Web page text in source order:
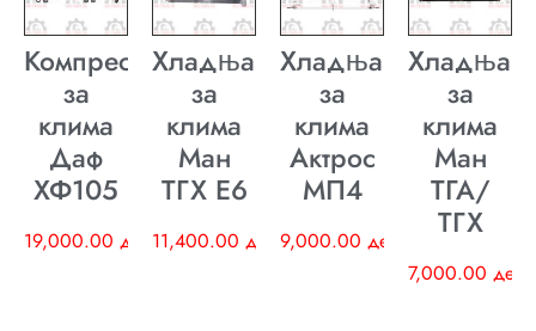
Компресор
за
клима
Даф
ХФ105
19,000.00 ден
Хладњак
за
клима
Ман
ТГХ E6
11,400.00 ден
Хладњак
за
клима
Актрос
МП4
9,000.00 ден
Хладњак
за
клима
Ман
ТГА/
ТГХ
7,000.00 ден